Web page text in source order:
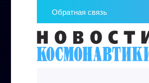
Обратная связь